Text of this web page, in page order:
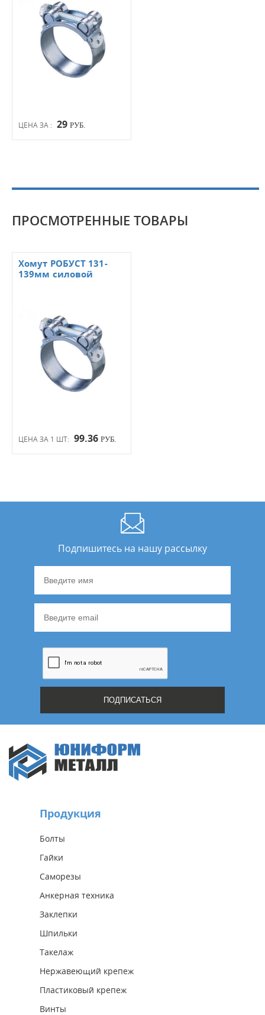
ЦЕНА ЗА : 29 РУБ.
ПРОСМОТРЕННЫЕ ТОВАРЫ
ЦЕНА ЗА 1 ШТ: 99.36 РУБ.
Хомут РОБУСТ 131-
139мм силовой
Подпишитесь на нашу рассылку
Продукция
Болты
Гайки
Саморезы
Анкерная техника
Заклепки
Шпильки
Такелаж
Нержавеющий крепеж
Пластиковый крепеж
Винты